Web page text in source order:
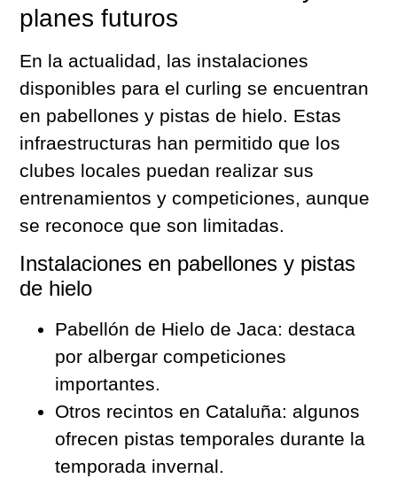
planes futuros
En la actualidad, las instalaciones
disponibles para el curling se encuentran
en pabellones y pistas de hielo. Estas
infraestructuras han permitido que los
clubes locales puedan realizar sus
entrenamientos y competiciones, aunque
se reconoce que son limitadas.
Instalaciones en pabellones y pistas
de hielo
Pabellón de Hielo de Jaca: destaca
por albergar competiciones
importantes.
Otros recintos en Cataluña: algunos
ofrecen pistas temporales durante la
temporada invernal.